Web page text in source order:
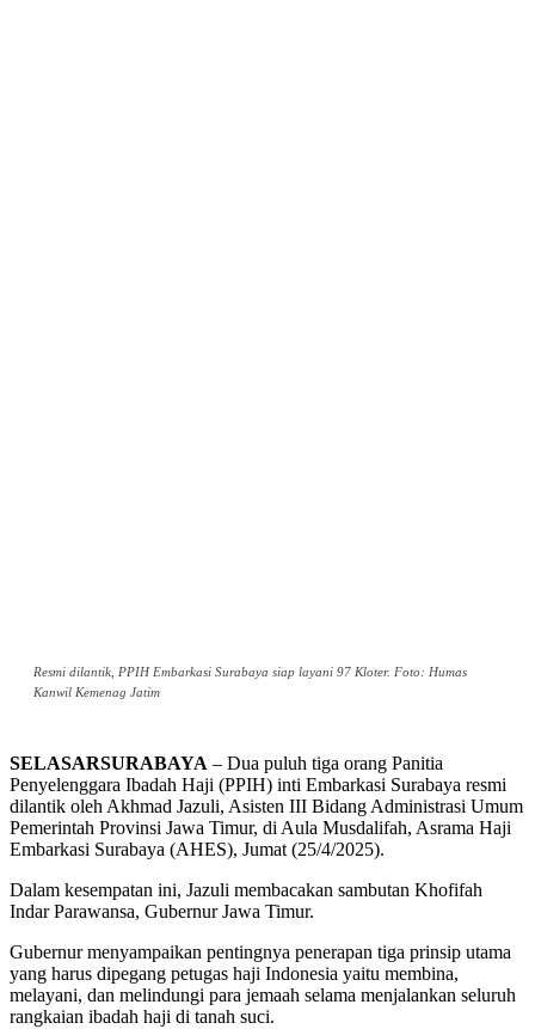
Resmi dilantik, PPIH Embarkasi Surabaya siap layani 97 Kloter. Foto: Humas
Kanwil Kemenag Jatim
SELASARSURABAYA – Dua puluh tiga orang Panitia
Penyelenggara Ibadah Haji (PPIH) inti Embarkasi Surabaya resmi
dilantik oleh Akhmad Jazuli, Asisten III Bidang Administrasi Umum
Pemerintah Provinsi Jawa Timur, di Aula Musdalifah, Asrama Haji
Embarkasi Surabaya (AHES), Jumat (25/4/2025).
Dalam kesempatan ini, Jazuli membacakan sambutan Khofifah
Indar Parawansa, Gubernur Jawa Timur.
Gubernur menyampaikan pentingnya penerapan tiga prinsip utama
yang harus dipegang petugas haji Indonesia yaitu membina,
melayani, dan melindungi para jemaah selama menjalankan seluruh
rangkaian ibadah haji di tanah suci.